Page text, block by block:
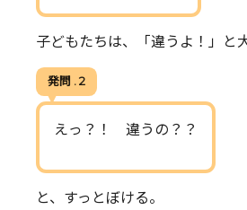
子どもたちは、「違うよ！」と
発問 . 2
えっ？！ 違うの？？
と、すっとぼける。